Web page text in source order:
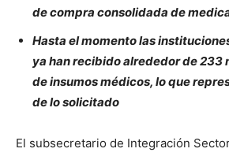
de compra consolidada de
Hasta el momento las
ya han recibido alrededor de 233
de insumos médicos, lo que
de lo solicitado
El subsecretario de Integración